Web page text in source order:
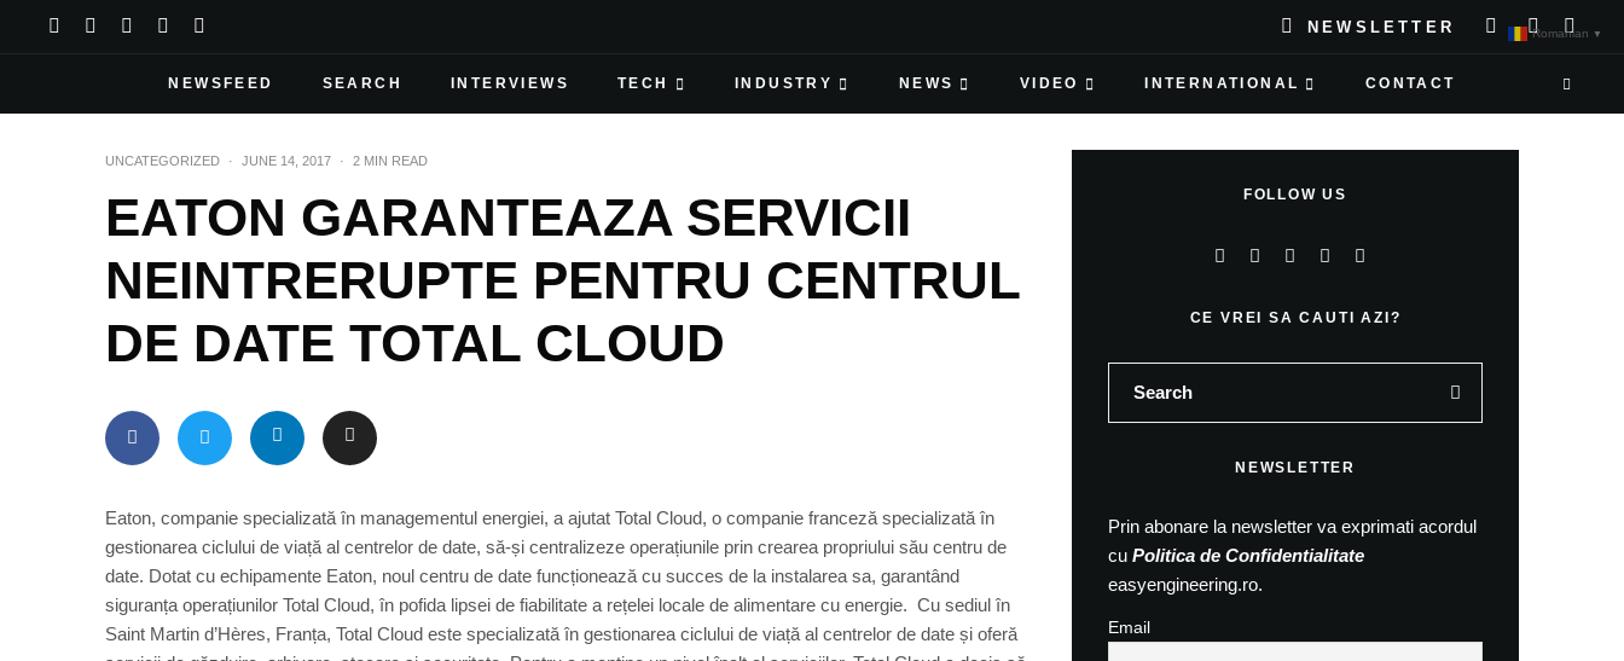
NEWSLETTER
NEWSFEED SEARCH INTERVIEWS TECH INDUSTRY NEWS VIDEO INTERNATIONAL CONTACT
UNCATEGORIZED · JUNE 14, 2017 · 2 MIN READ
EATON GARANTEAZA SERVICII
NEINTRERUPTE PENTRU CENTRUL
DE DATE TOTAL CLOUD
Eaton, companie specializată în managementul energiei, a ajutat Total Cloud, o companie franceză specializată în
gestionarea ciclului de viață al centrelor de date, să-și centralizeze operațiunile prin crearea propriului său centru de
date. Dotat cu echipamente Eaton, noul centru de date funcționează cu succes de la instalarea sa, garantând
siguranța operațiunilor Total Cloud, în pofida lipsei de fiabilitate a rețelei locale de alimentare cu energie. Cu sediul în
Saint Martin d’Hères, Franța, Total Cloud este specializată în gestionarea ciclului de viață al centrelor de date și oferă
FOLLOW US
CE VREI SA CAUTI AZI?
NEWSLETTER
Prin abonare la newsletter va exprimati acordul
cu Politica de Confidentialitate
easyengineering.ro.
Email
Romanian ▼